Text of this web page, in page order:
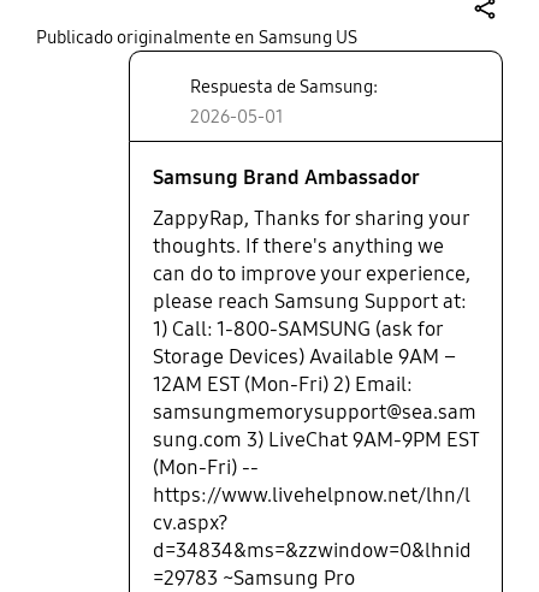
Publicado originalmente en Samsung US
Respuesta de Samsung:
2026-05-01
Samsung Brand Ambassador
ZappyRap, Thanks for sharing your
thoughts. If there's anything we
can do to improve your experience,
please reach Samsung Support at:
1) Call: 1-800-SAMSUNG (ask for
Storage Devices) Available 9AM –
12AM EST (Mon-Fri) 2) Email:
samsungmemorysupport@sea.sam
sung.com 3) LiveChat 9AM-9PM EST
(Mon-Fri) --
https://www.livehelpnow.net/lhn/l
cv.aspx?
d=34834&ms=&zzwindow=0&lhnid
=29783 ~Samsung Pro